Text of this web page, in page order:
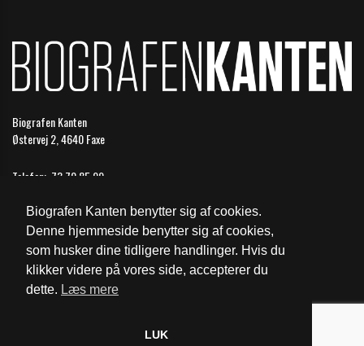
Biografen Kanten benytter sig af cookies.
Denne hjemmeside benytter sig af cookies,
som husker dine tidligere handlinger. Hvis du
klikker videre på vores side, accepterer du
dette. Læs mere
LUK
Biografen Kanten
Østervej 2, 4640 Faxe
Telefon: 73 70 85 99
Åbningstider
Cookie- og privatlivspolitik